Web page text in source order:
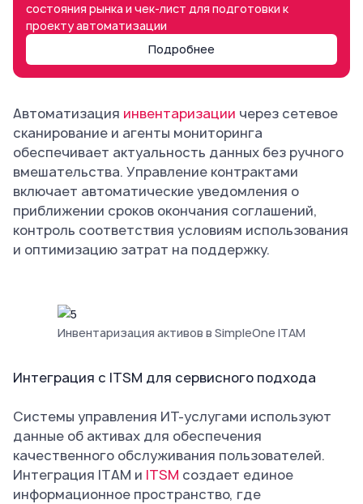
состояния рынка и чек-лист для подготовки к
проекту автоматизации
Подробнее
Автоматизация инвентаризации через сетевое
сканирование и агенты мониторинга
обеспечивает актуальность данных без ручного
вмешательства. Управление контрактами
включает автоматические уведомления о
приближении сроков окончания соглашений,
контроль соответствия условиям использования
и оптимизацию затрат на поддержку.
Инвентаризация активов в SimpleOne ITAM
Интеграция с ITSM для сервисного подхода
Системы управления ИТ-услугами используют
данные об активах для обеспечения
качественного обслуживания пользователей.
Интеграция ITAM и ITSM создает единое
информационное пространство, где